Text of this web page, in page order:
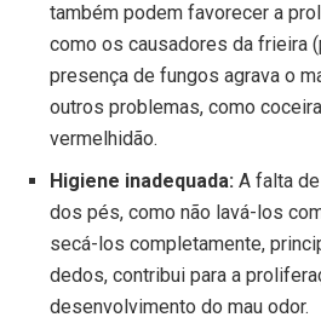
também podem favorecer a
como os causadores da frieira
presença de fungos agrava o
outros problemas, como
vermelhidão.
Higiene inadequada:A falta de
dos pés, como não lavá-los
secá-los completamente,
dedos, contribui para a
desenvolvimento do mau odor.